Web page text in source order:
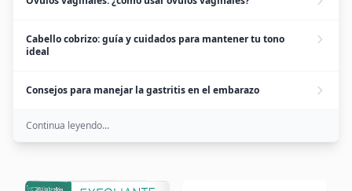
Cabello cobrizo: guía y cuidados para mantener tu tono
ideal
Consejos para manejar la gastritis en el embarazo
Continua leyendo...